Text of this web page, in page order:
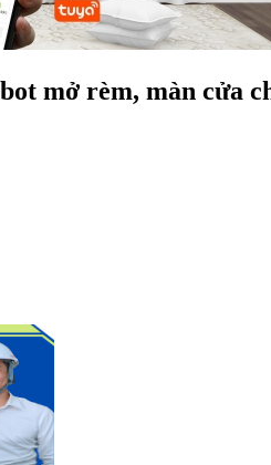
mở rèm, màn cửa